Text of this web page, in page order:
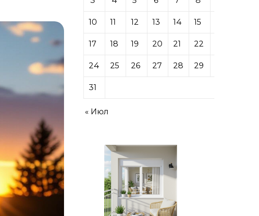
10 11 12 13 14 15
17 18 19 20 21 22
24 25 26 27 28 29
31
« Июл